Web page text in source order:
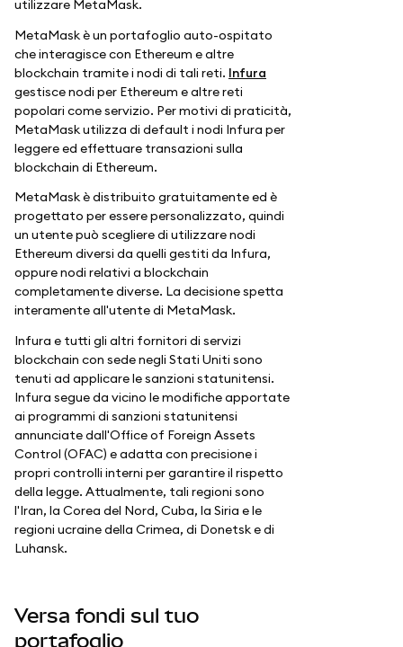
utilizzare MetaMask.
MetaMask è un portafoglio auto-ospitato
che interagisce con Ethereum e altre
blockchain tramite i nodi di tali reti. Infura
gestisce nodi per Ethereum e altre reti
popolari come servizio. Per motivi di praticità,
MetaMask utilizza di default i nodi Infura per
leggere ed effettuare transazioni sulla
blockchain di Ethereum.
MetaMask è distribuito gratuitamente ed è
progettato per essere personalizzato, quindi
un utente può scegliere di utilizzare nodi
Ethereum diversi da quelli gestiti da Infura,
oppure nodi relativi a blockchain
completamente diverse. La decisione spetta
interamente all'utente di MetaMask.
Infura e tutti gli altri fornitori di servizi
blockchain con sede negli Stati Uniti sono
tenuti ad applicare le sanzioni statunitensi.
Infura segue da vicino le modifiche apportate
ai programmi di sanzioni statunitensi
annunciate dall'Office of Foreign Assets
Control (OFAC) e adatta con precisione i
propri controlli interni per garantire il rispetto
della legge. Attualmente, tali regioni sono
l'Iran, la Corea del Nord, Cuba, la Siria e le
regioni ucraine della Crimea, di Donetsk e di
Luhansk.
Versa fondi sul tuo
portafoglio